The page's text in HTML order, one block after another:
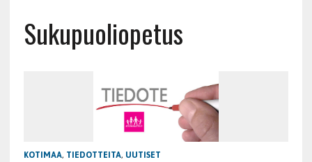
Sukupuoliopetus
KOTIMAA, TIEDOTTEITA, UUTISET